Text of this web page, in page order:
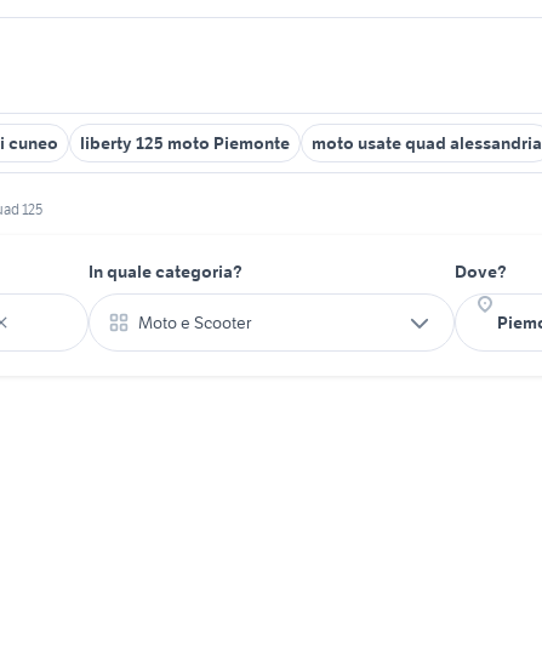
cuneo liberty 125 moto Piemonte moto usate quad alessandria
125
In quale categoria?
Moto e Scooter
Dove?